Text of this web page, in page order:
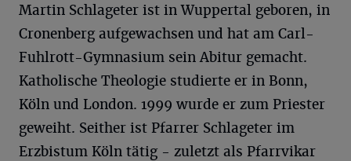
Martin Schlageter ist in Wuppertal geboren, in
Cronenberg aufgewachsen und hat am Carl-
Fuhlrott-Gymnasium sein Abitur gemacht.
Katholische Theologie studierte er in Bonn,
Köln und London. 1999 wurde er zum Priester
geweiht. Seither ist Pfarrer Schlageter im
Erzbistum Köln tätig - zuletzt als Pfarrvikar